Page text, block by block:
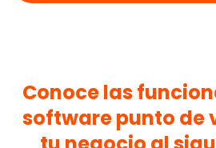
Conoce las
software punto de